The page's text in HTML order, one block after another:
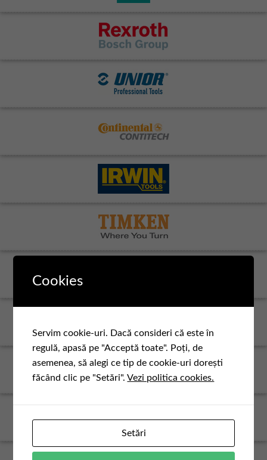
Cookies
Servim cookie-uri. Dacă consideri că este în
regulă, apasă pe "Acceptă toate". Poți, de
asemenea, să alegi ce tip de cookie-uri dorești
făcând clic pe "Setări".Vezi politica cookies.
Setări